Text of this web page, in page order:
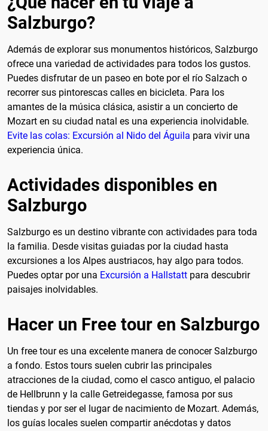
Salzburgo?
Además de explorar sus monumentos históricos, Salzburgo
ofrece una variedad de actividades para todos los gustos.
Puedes disfrutar de un paseo en bote por el río Salzach o
recorrer sus pintorescas calles en bicicleta. Para los
amantes de la música clásica, asistir a un concierto de
Mozart en su ciudad natal es una experiencia inolvidable.
Evite las colas: Excursión al Nido del Águila para vivir una
experiencia única.
Actividades disponibles en
Salzburgo
Salzburgo es un destino vibrante con actividades para toda
la familia. Desde visitas guiadas por la ciudad hasta
excursiones a los Alpes austriacos, hay algo para todos.
Puedes optar por una Excursión a Hallstatt para descubrir
paisajes inolvidables.
Hacer un Free tour en Salzburgo
Un free tour es una excelente manera de conocer Salzburgo
a fondo. Estos tours suelen cubrir las principales
atracciones de la ciudad, como el casco antiguo, el palacio
de Hellbrunn y la calle Getreidegasse, famosa por sus
tiendas y por ser el lugar de nacimiento de Mozart. Además,
los guías locales suelen compartir anécdotas y datos